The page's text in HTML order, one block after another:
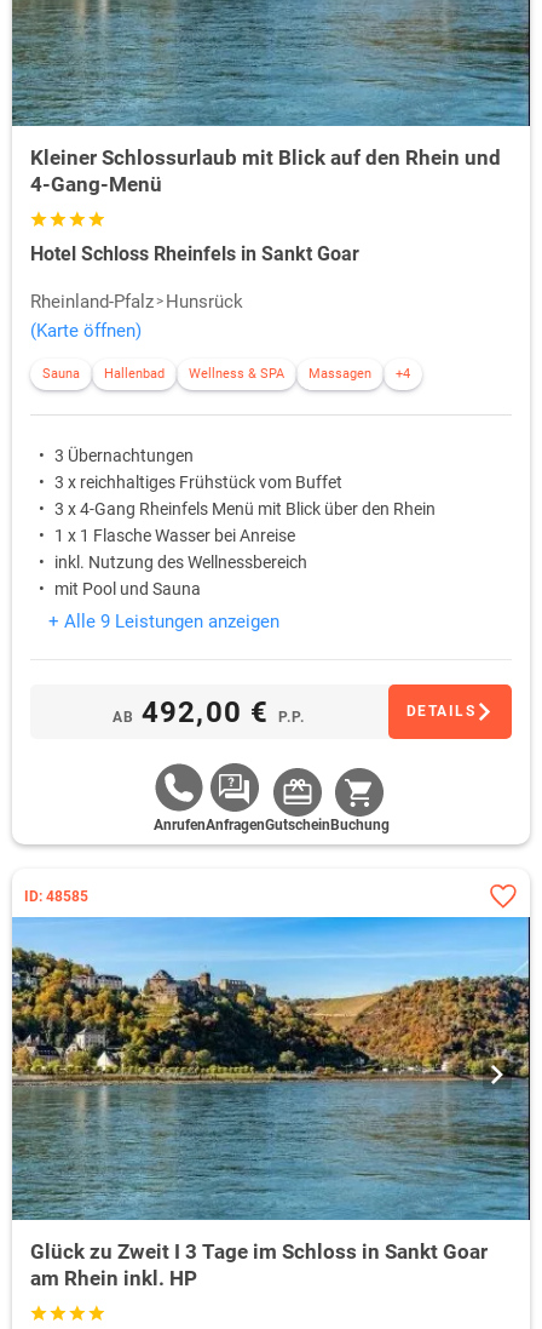
Kleiner Schlossurlaub mit Blick auf den Rhein und
4-Gang-Menü
Hotel Schloss Rheinfels in Sankt Goar
Rheinland-Pfalz
Hunsrück
(Karte öffnen)
Sauna Hallenbad Wellness & SPA Massagen +4
3 Übernachtungen
3 x reichhaltiges Frühstück vom Buffet
3 x 4-Gang Rheinfels Menü mit Blick über den Rhein
1 x 1 Flasche Wasser bei Anreise
inkl. Nutzung des Wellnessbereich
mit Pool und Sauna
+ Alle 9 Leistungen anzeigen
AB 492,00 € P.P. DETAILS
AnrufenAnfragenGutschein Buchung
ID: 48585
Glück zu Zweit I 3 Tage im Schloss in Sankt Goar
am Rhein inkl. HP